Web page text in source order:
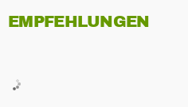
EMPFEHLUNGEN